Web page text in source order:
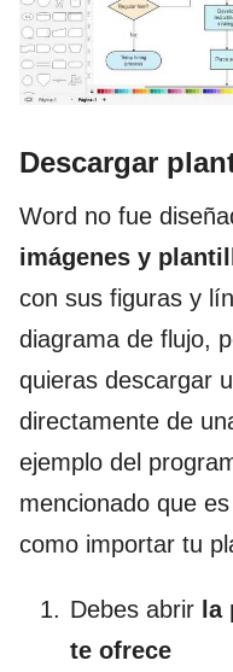
Descargar
Word no fue
imágenes y
con sus figuras y
diagrama de flujo,
quieras descargar
directamente de
ejemplo del
mencionado que
como importar tu
Debes abrir la
te ofrece